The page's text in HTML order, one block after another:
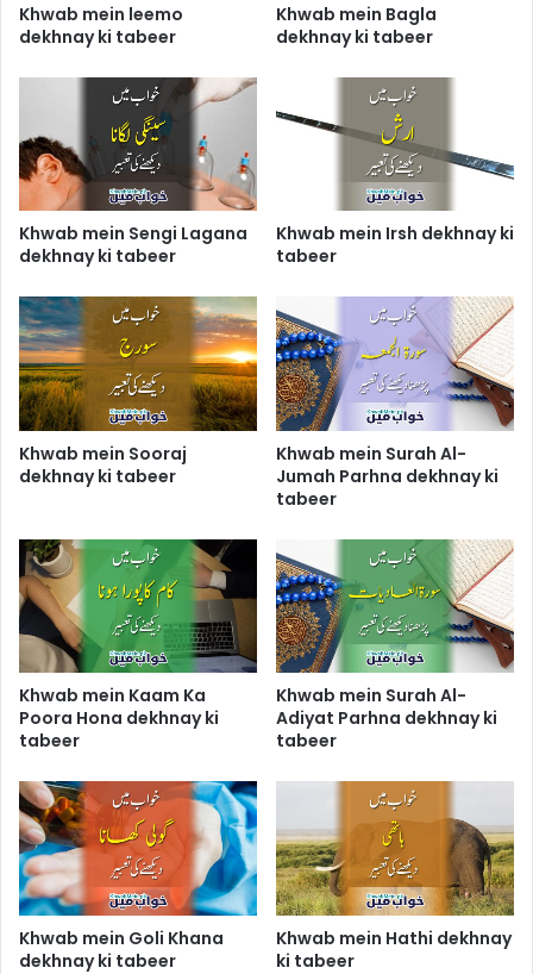
Khwab mein leemo
dekhnay ki tabeer
Khwab mein Bagla
dekhnay ki tabeer
Khwab mein Sengi Lagana
dekhnay ki tabeer
Khwab mein Irsh dekhnay ki
tabeer
Khwab mein Sooraj
dekhnay ki tabeer
Khwab mein Surah Al-
Jumah Parhna dekhnay ki
tabeer
Khwab mein Kaam Ka
Poora Hona dekhnay ki
tabeer
Khwab mein Surah Al-
Adiyat Parhna dekhnay ki
tabeer
Khwab mein Goli Khana
dekhnay ki tabeer
Khwab mein Hathi dekhnay
ki tabeer